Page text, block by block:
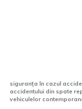
siguranța în cazul
accidentului din spate
vehiculelor